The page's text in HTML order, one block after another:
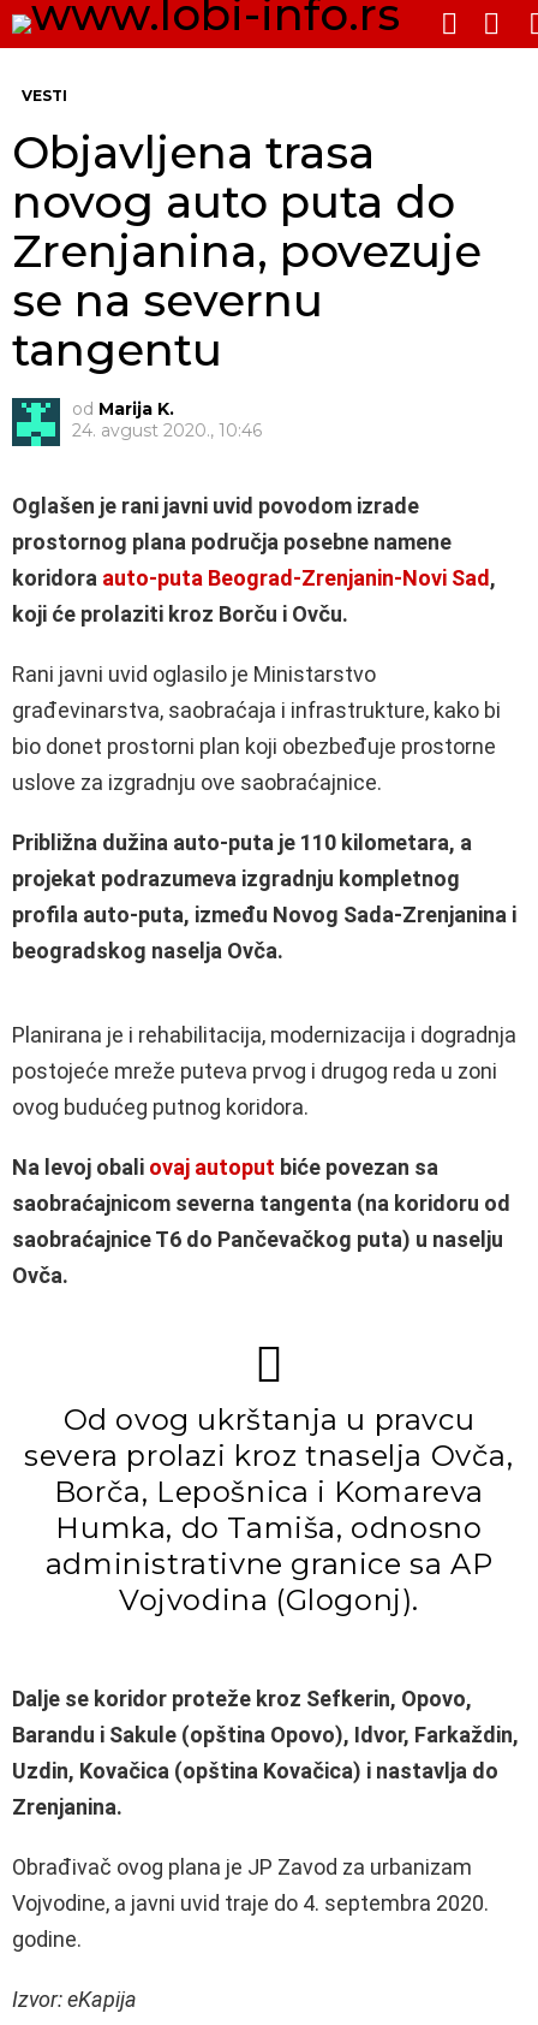
SWITCH
SKIN
VESTI
Objavljena trasa
novog auto puta do
Zrenjanina, povezuje
se na severnu
tangentu
od Marija K.
24. avgust 2020., 10:46
Oglašen je rani javni uvid povodom izrade
prostornog plana područja posebne namene
koridora auto-puta Beograd-Zrenjanin-Novi Sad ,
koji će prolaziti kroz Borču i Ovču.
Rani javni uvid oglasilo je Ministarstvo
građevinarstva, saobraćaja i infrastrukture, kako bi
bio donet prostorni plan koji obezbeđuje prostorne
uslove za izgradnju ove saobraćajnice.
Približna dužina auto-puta je 110 kilometara, a
projekat podrazumeva izgradnju kompletnog
profila auto-puta, između Novog Sada-Zrenjanina i
beogradskog naselja Ovča.
Planirana je i rehabilitacija, modernizacija i dogradnja
postojeće mreže puteva prvog i drugog reda u zoni
ovog budućeg putnog koridora.
Na levoj obali ovaj autoput biće povezan sa
saobraćajnicom severna tangenta (na koridoru od
saobraćajnice T6 do Pančevačkog puta) u naselju
Ovča.
Od ovog ukrštanja u pravcu
severa prolazi kroz tnaselja Ovča,
Borča, Lepošnica i Komareva
Humka, do Tamiša, odnosno
administrativne granice sa AP
Vojvodina (Glogonj).
Dalje se koridor proteže kroz Sefkerin, Opovo,
Barandu i Sakule (opština Opovo), Idvor, Farkaždin,
Uzdin, Kovačica (opština Kovačica) i nastavlja do
Zrenjanina.
Obrađivač ovog plana je JP Zavod za urbanizam
Vojvodine, a javni uvid traje do 4. septembra 2020.
godine.
Izvor: eKapija